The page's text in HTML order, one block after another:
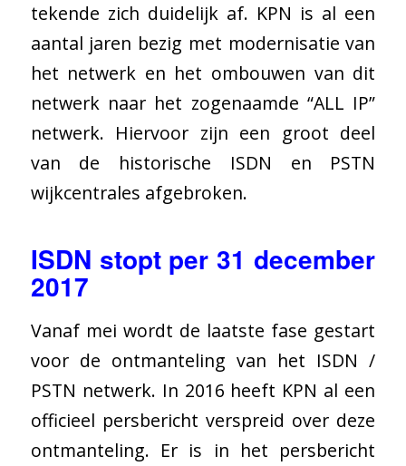
tekende zich duidelijk af. KPN is al een
aantal jaren bezig met modernisatie van
het netwerk en het ombouwen van dit
netwerk naar het zogenaamde “ALL IP”
netwerk. Hiervoor zijn een groot deel
van de historische ISDN en PSTN
wijkcentrales afgebroken.
ISDN stopt per 31 december
2017
Vanaf mei wordt de laatste fase gestart
voor de ontmanteling van het ISDN /
PSTN netwerk. In 2016 heeft KPN al een
officieel persbericht verspreid over deze
ontmanteling. Er is in het persbericht